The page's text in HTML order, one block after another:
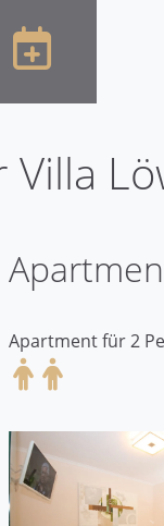
Apartment für 2